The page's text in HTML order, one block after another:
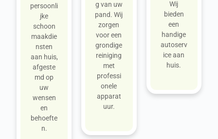
persoonli
jke
schoon
maakdie
nsten
aan huis,
afgeste
md op
uw
wensen
en
behoefte
n.
g van uw
pand. Wij
zorgen
voor een
grondige
reiniging
met
professi
onele
apparat
uur.
Wij
bieden
een
handige
autoserv
ice aan
huis.